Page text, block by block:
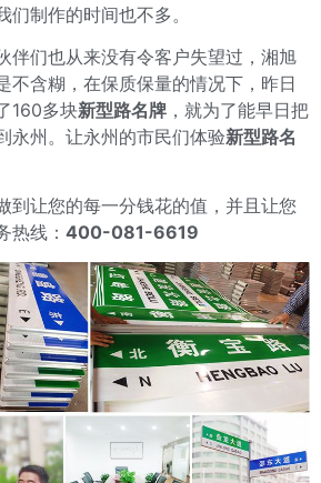
们制作的时间也不多。
伴们也从来没有令客户失望过，湘旭
不含糊，在保质保量的情况下，昨日
160多块新型路名牌 ，就为了能早日把
永州。让永州的市民们体验新型路名
到让您的每一分钱花的值，并且让您
热线： 400-081-6619